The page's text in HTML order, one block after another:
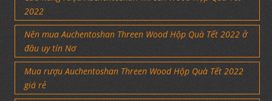
2022
Nên mua Auchentoshan Threen Wood Hộp Quà Tết 2022 ở
đâu uy tín Nơ
Mua rượu Auchentoshan Threen Wood Hộp Quà Tết 2022
giá rẻ